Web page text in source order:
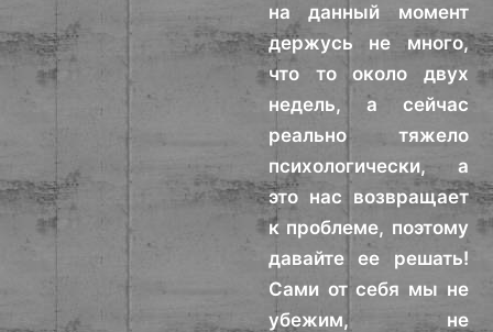
на данный момент
держусь не много,
что то около двух
недель, а сейчас
реально тяжело
психологически, а
это нас возвращает
к проблеме, поэтому
давайте ее решать!
Сами от себя мы не
убежим, не